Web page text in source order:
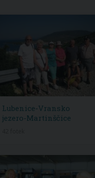
Lubenice-Vransko
jezero-Martinščice